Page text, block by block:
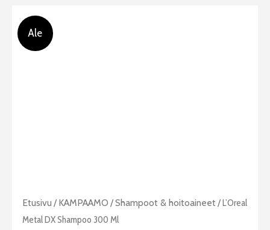
Ale
Etusivu / KAMPAAMO /Shampoot & hoitoaineet/ L’Oreal
Metal DX Shampoo 300 Ml
Alkuperäinen
hinta
Nykyinen
hinta
L'Oreal
Metal